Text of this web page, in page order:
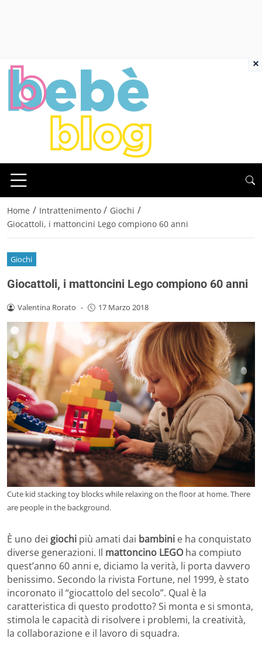
Home / Intrattenimento / Giochi /
Giocattoli, i mattoncini Lego compiono 60 anni
Giochi
Giocattoli, i mattoncini Lego compiono 60 anni
Valentina Rorato - 17 Marzo 2018
Cute kid stacking toy blocks while relaxing on the floor at home. There
are people in the background.
È uno dei giochi più amati dai bambini e ha conquistato
diverse generazioni. Il mattoncino LEGO ha compiuto
quest’anno 60 anni e, diciamo la verità, li porta davvero
benissimo. Secondo la rivista Fortune, nel 1999, è stato
incoronato il “giocattolo del secolo”. Qual è la
caratteristica di questo prodotto? Si monta e si smonta,
stimola le capacità di risolvere i problemi, la creatività,
la collaborazione e il lavoro di squadra.
×